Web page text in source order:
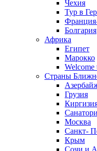
Чехия
Тур в
Болгария
Африка
Египет
Марокко
Страны
Грузия
Москва
Санкт-
Крым
Сочи и